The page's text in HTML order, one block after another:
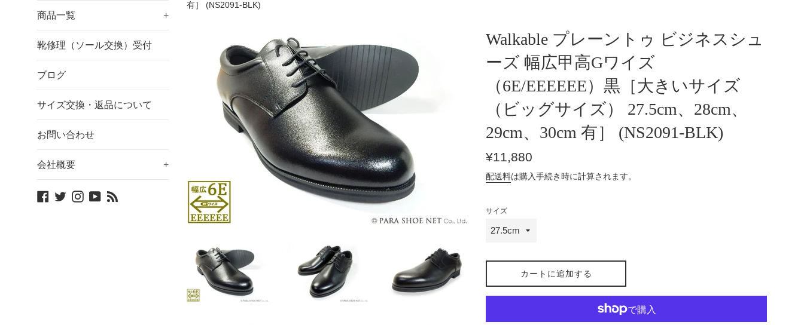
商品一覧 +
靴修理（ソール交換）受付
ブログ
サイズ交換・返品について
お問い合わせ
会社概要 +
Facebook
TwitterInstagram
YouTube
有］ (NS2091-BLK)
Walkable プレーントゥ ビジネスシュ
ーズ 幅広甲高Gワイズ
（6E/EEEEEE）黒［大きいサイズ
（ビッグサイズ） 27.5cm、28cm、
29cm、30cm 有］ (NS2091-BLK)
通
価
¥11,880
配送料は購入手続き時に計算されます。
サイズ
カートに追加する